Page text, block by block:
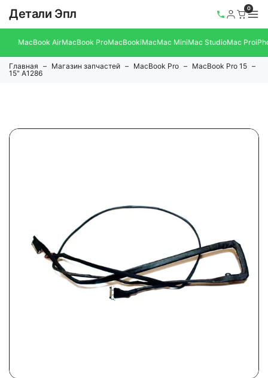
Детали Эпл 0
MacBook AirMacBook ProMacBookiMacMac MiniMac StudioMac Pro
Главная Магазин запчастей MacBook Pro
MacBook Pro 15
15" A1286